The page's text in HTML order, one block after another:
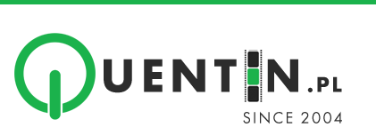
Filmy
Wszystkie